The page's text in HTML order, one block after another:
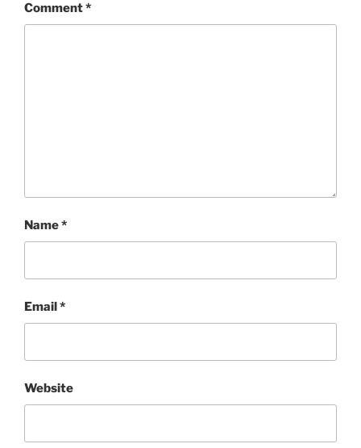
Comment*
Name*
Email*
Website